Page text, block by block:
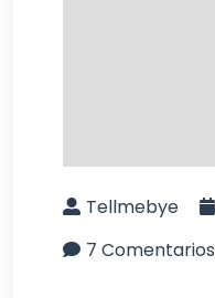
Tellmebye
7 Comentarios